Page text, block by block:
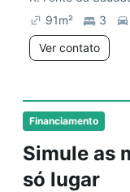
Financiamento
Simule as
só lugar
91m² 3
Ver contato